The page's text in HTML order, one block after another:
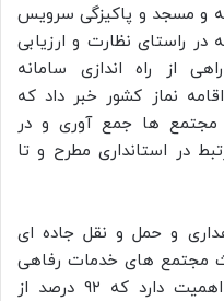
و مسجد و پاکیزگی سرویس
راستای نظارت و ارزیابی
از راه اندازی سامانه
نماز کشور خبر داد که
مجتمع ها جمع آوری و در
در استانداری مطرح و تا
و حمل و نقل جاده ای
مجتمع های خدمات رفاهی
بین راهی در استان از آن جهت اهمیت دارد که ۹۲ درصد از